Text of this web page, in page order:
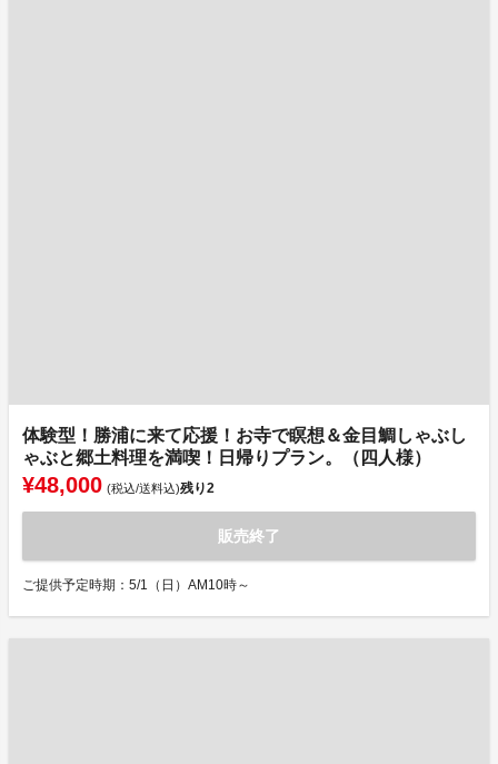
体験型！勝浦に来て応援！お寺で瞑想＆金目鯛しゃぶし
ゃぶと郷土料理を満喫！日帰りプラン。（四人様）
¥48,000 (税込/送料込)残り2
販売終了
ご提供予定時期：5/1（日）AM10時～